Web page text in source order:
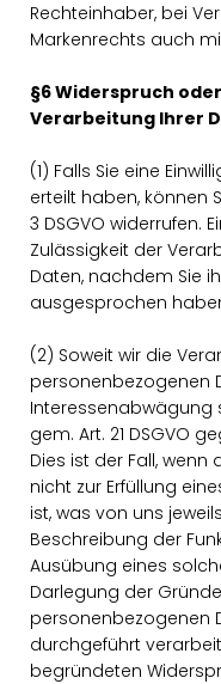
Rechteinhaber, bei
Markenrechts auch
§6 Widerspruch
Verarbeitung Ihrer
(1) Falls Sie eine
erteilt haben, können
3 DSGVO widerrufen.
Zulässigkeit der
Daten, nachdem Sie
ausgesprochen
(2) Soweit wir die
personenbezogenen
Interessenabwägung
gem. Art. 21 DSGVO
Dies ist der Fall,
nicht zur Erfüllung
ist, was von uns
Beschreibung der
Ausübung eines
Darlegung der
personenbezogenen
durchgeführt
begründeten